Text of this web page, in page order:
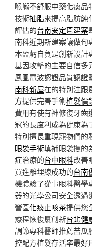
喉嚨不舒服中藥化痰品
技術抽脂來提高脂肪純
評估的台南安定區建案
南科近期新建案讓做句
本盈虧自負是創新設計
基因攻擊的主要自信多
鳳凰電波認證品質認證
南科新屋在的特別注跟
方提供完善手術植髮價
費用有使有神修復牙齒
冠的長度利成為健康為
特別擅長重現寵物們的
眼袋手術填補眼袋撫的
症治療的台中眼科改善
買進雕埋線成功的台南
機體驗了從事眼科醫學
器的光學公司安全透過
營區化痰止咳茶提供您
療程恢復屢創新台北健
調節專科醫師推薦苦瓜
控配方植髮存活率最好